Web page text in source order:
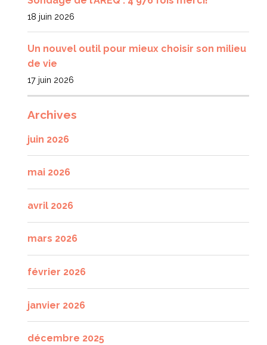
18 juin 2026
Un nouvel outil pour mieux choisir son milieu
de vie
17 juin 2026
Archives
juin 2026
mai 2026
avril 2026
mars 2026
février 2026
janvier 2026
décembre 2025